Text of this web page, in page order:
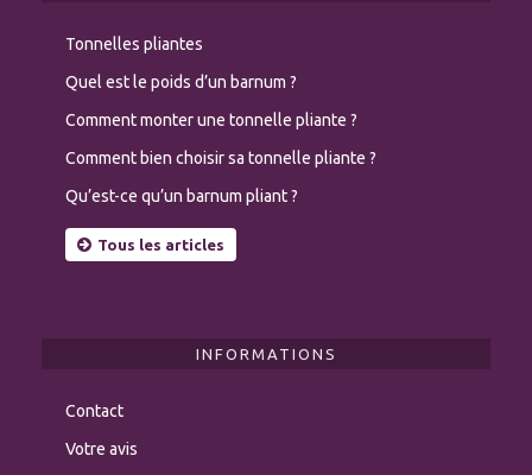
Tonnelles pliantes
Quel est le poids d’un barnum ?
Comment monter une tonnelle pliante ?
Comment bien choisir sa tonnelle pliante ?
Qu’est-ce qu’un barnum pliant ?
Tous les articles
INFORMATIONS
Contact
Votre avis